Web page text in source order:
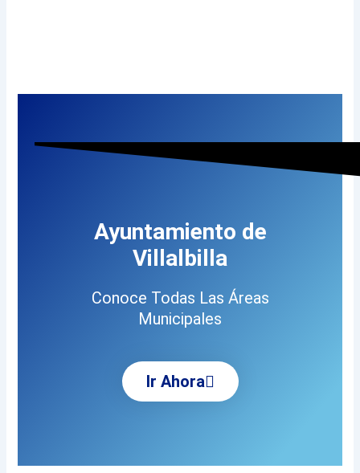
Ayuntamiento de
Villalbilla
Conoce Todas Las Áreas
Municipales
Ir Ahora